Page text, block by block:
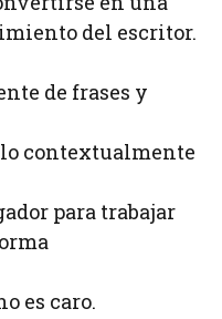
del escritor.
de frases y
contextualmente
para trabajar
es caro.